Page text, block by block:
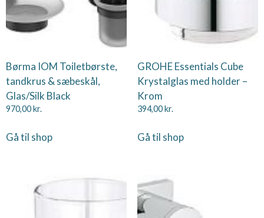
Børma IOM Toiletbørste,
tandkrus & sæbeskål,
Glas/Silk Black
970,00kr.
Gå til shop
GROHE Essentials Cube
Krystalglas med holder –
Krom
394,00kr.
Gå til shop